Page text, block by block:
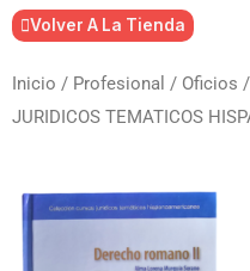
Volver A La Tienda
Inicio / Profesional / Oficios /
JURIDICOS TEMATICOS